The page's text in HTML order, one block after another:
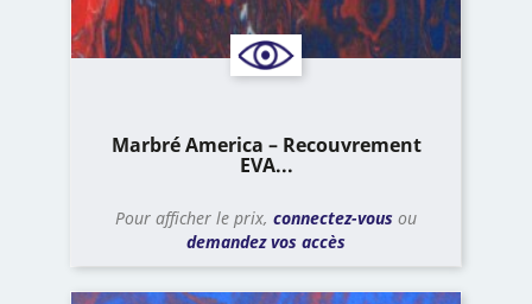
Marbré America – Recouvrement
EVA...
Pour afficher le prix, connectez-vous ou
demandez vos accès